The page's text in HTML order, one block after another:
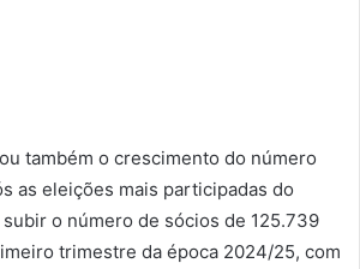
também o crescimento do número
as eleições mais participadas do
o número de sócios de 125.739
trimestre da época 2024/25, com